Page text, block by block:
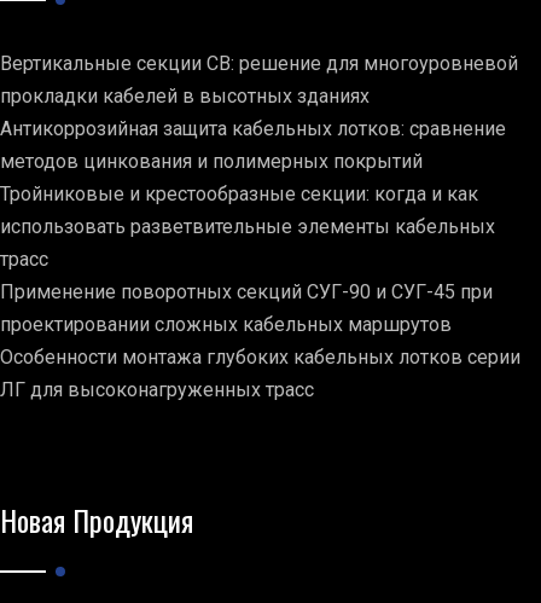
Вертикальные секции СВ: решение для многоуровневой
прокладки кабелей в высотных зданиях
Антикоррозийная защита кабельных лотков: сравнение
методов цинкования и полимерных покрытий
Тройниковые и крестообразные секции: когда и как
использовать разветвительные элементы кабельных
трасс
Применение поворотных секций СУГ-90 и СУГ-45 при
проектировании сложных кабельных маршрутов
Особенности монтажа глубоких кабельных лотков серии
ЛГ для высоконагруженных трасс
Новая Продукция